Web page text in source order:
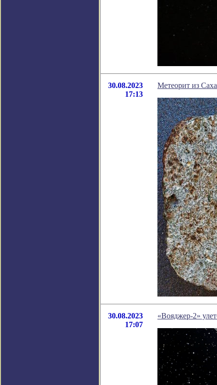
30.08.2023
17:13
Метеорит из
30.08.2023
17:07
«Вояджер-2»